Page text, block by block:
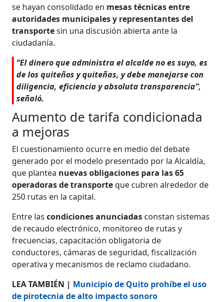
se hayan consolidado en mesas técnicas entre
autoridades municipalesy representantes del
transportesin una discusión abierta ante la
ciudadanía.
“El dinero que administra el alcalde no es suyo, es
de los quiteños y quiteñas, y debe manejarse con
diligencia, eficiencia y absoluta transparencia”,
señaló.
Aumento de tarifa condicionada
a mejoras
El cuestionamiento ocurre en medio del debate
generado por el modelo presentado por la Alcaldía,
que plantea nuevas obligaciones para las 65
operadoras de transporteque cubren alrededor de
250 rutas en la capital.
Entre lascondiciones anunciadas constan sistemas
de recaudo electrónico, monitoreo de rutas y
frecuencias, capacitación obligatoria de
conductores, cámaras de seguridad, fiscalización
operativa y mecanismos de reclamo ciudadano.
LEA TAMBIÉN | Municipio de Quito prohíbe el uso
de pirotecnia de alto impacto sonoro